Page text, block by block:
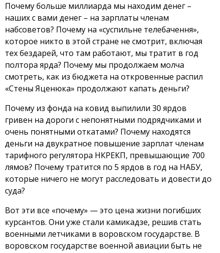
Почему больше миллиарда мы находим денег –
наших с вами денег – на зарплаты членам
набсоветов? Почему на «суспильне телебачення»,
которое никто в этой стране не смотрит, включая
тех бездарей, что там работают, мы тратит в год
полтора ярда? Почему мы продолжаем молча
смотреть, как из бюджета на откровенные распил
«Стены Яценюка» продолжают капать деньги?
Почему из фонда на ковид выпилили 30 ярдов
гривен на дороги с непонятными подрядчиками и
очень понятными откатами? Почему находятся
деньги на двукратное повышение зарплат членам
тарифного регулятора НКРЕКП, превышающие 700
лямов? Почему тратится по 5 ярдов в год на НАБУ,
которые ничего не могут расследовать и довести до
суда?
Вот эти все «почему» — это цена жизни погибших
курсантов. Они уже стали камикадзе, решив стать
военными летчиками в воровском государстве. В
воровском государстве военной авиации быть не